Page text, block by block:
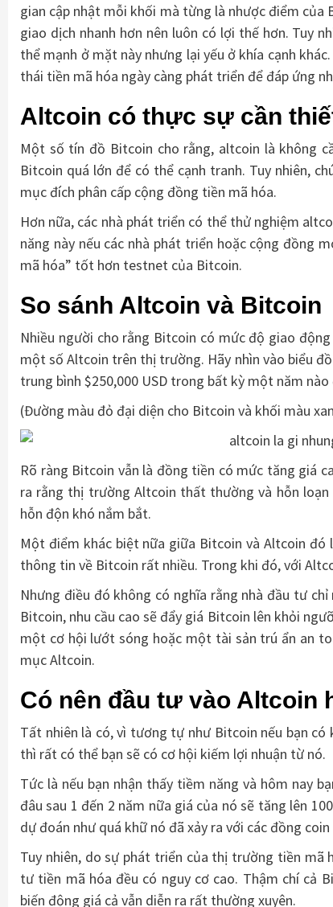
gian cập nhật mỗi khối mà từng là nhược điểm
giao dịch nhanh hơn nên luôn có lợi thế hơn. Tuy
thể mạnh ở mặt này nhưng lại yếu ở khía cạnh
thái tiền mã hóa ngày càng phát triển để đáp ứng
Altcoin có thực sự cần
Một số tín đồ Bitcoin cho rằng, altcoin là không
Bitcoin quá lớn để có thể cạnh tranh. Tuy nhiên,
mục đích phân cấp cộng đồng tiền mã hóa.
Hơn nữa, các nhà phát triển có thể thử nghiệm
năng này nếu các nhà phát triển hoặc cộng đồng
mã hóa” tốt hơn testnet của Bitcoin.
So sánh Altcoin và Bitcoin
Nhiều người cho rằng Bitcoin có mức độ giao
một số Altcoin trên thị trường. Hãy nhìn vào biểu
trung bình $250,000 USD trong bất kỳ một năm
(Đường màu đỏ đại diện cho Bitcoin và khối màu
Rõ ràng Bitcoin vẫn là đồng tiền có mức tăng giá
ra rằng thị trường Altcoin thất thường và hỗn
hỗn độn khó nắm bắt.
Một điểm khác biệt nữa giữa Bitcoin và Altcoin
thông tin về Bitcoin rất nhiều. Trong khi đó, với
Nhưng điều đó không có nghĩa rằng nhà đầu tư
Bitcoin, nhu cầu cao sẽ đẩy giá Bitcoin lên khỏi
một cơ hội lướt sóng hoặc một tài sản trú ẩn an
mục Altcoin.
Có nên đầu tư vào Altcoin
Tất nhiên là có, vì tương tự như Bitcoin nếu bạn
thì rất có thể bạn sẽ có cơ hội kiếm lợi nhuận từ nó.
Tức là nếu bạn nhận thấy tiềm năng và hôm nay
đâu sau 1 đến 2 năm nữa giá của nó sẽ tăng lên
dự đoán như quá khữ nó đã xảy ra với các đồng
Tuy nhiên, do sự phát triển của thị trường tiền mã
tư tiền mã hóa đều có nguy cơ cao. Thậm chí cả
biến động giá cả vẫn diễn ra rất thường xuyên.